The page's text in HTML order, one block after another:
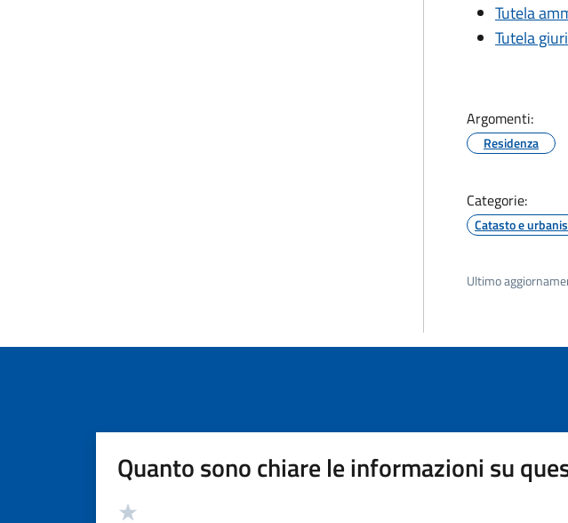
Tutela
Tutela
Argomenti:
Residenza
Categorie:
Catasto e
Ultimo
Quanto sono chiare le informazioni su
Valutazione